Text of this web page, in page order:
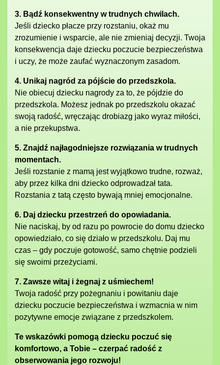
3. Bądź konsekwentny w trudnych chwilach.
Jeśli dziecko płacze przy rozstaniu, okaż mu
zrozumienie i wsparcie, ale nie zmieniaj decyzji. Twoja
konsekwencja daje dziecku poczucie bezpieczeństwa
i uczy, że może zaufać wyznaczonym zasadom.
4. Unikaj nagród za pójście do przedszkola.
Nie obiecuj dziecku nagrody za to, że pójdzie do
przedszkola. Możesz jednak po przedszkolu okazać
swoją radość, wręczając drobiazg jako wyraz miłości,
a nie przekupstwa.
5. Znajdź najłagodniejsze rozwiązania w trudnych
momentach.
Jeśli rozstanie z mamą jest wyjątkowo trudne, rozważ,
aby przez kilka dni dziecko odprowadzał tata.
Rozstania z tatą często bywają mniej emocjonalne.
6. Daj dziecku przestrzeń do opowiadania.
Nie naciskaj, by od razu po powrocie do domu dziecko
opowiedziało, co się działo w przedszkolu. Daj mu
czas – gdy poczuje gotowość, samo chętnie podzieli
się swoimi przeżyciami.
7. Zawsze witaj i żegnaj z uśmiechem!
Twoja radość przy pożegnaniu i powitaniu daje
dziecku poczucie bezpieczeństwa i wzmacnia w nim
pozytywne emocje związane z przedszkolem.
Te wskazówki pomogą dziecku poczuć się
komfortowo, a Tobie – czerpać radość z
obserwowania jego rozwoju!